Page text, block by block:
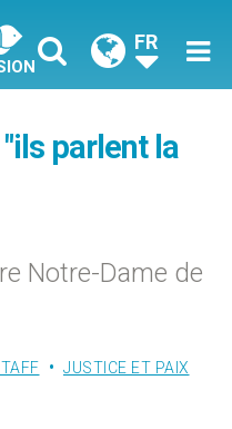
FR
parlent la
Notre-Dame de
JUSTICE ET PAIX